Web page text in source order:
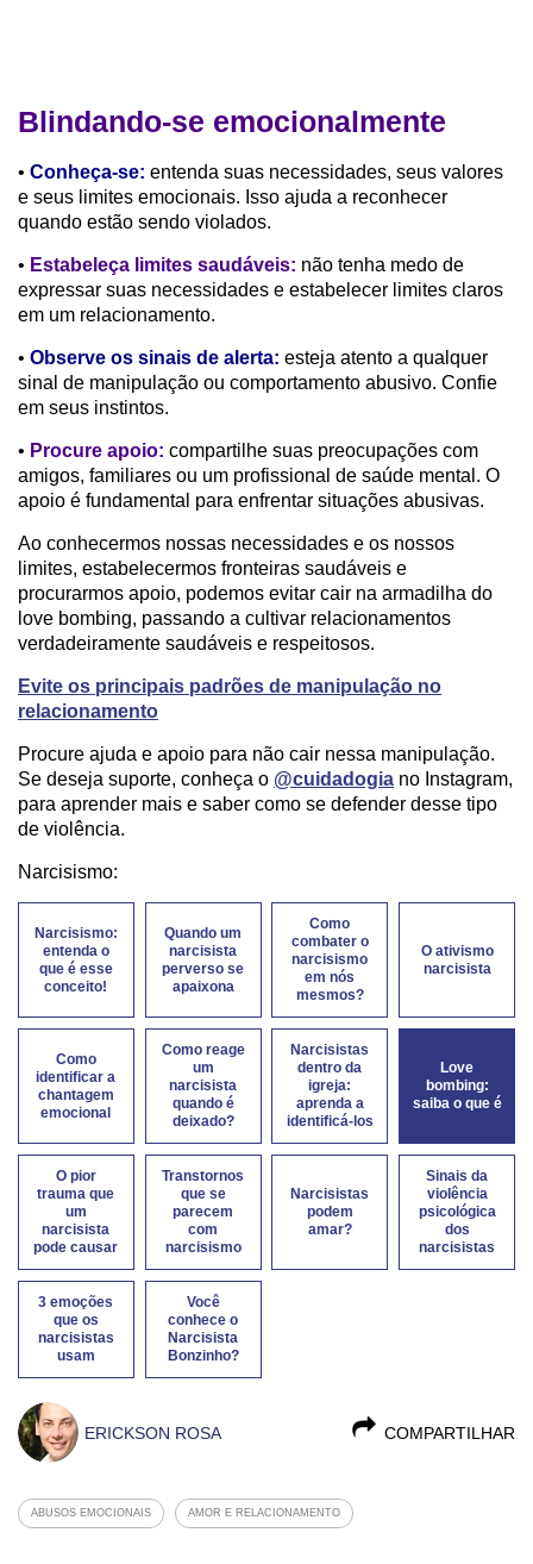
Blindando-se emocionalmente
• Conheça-se: entenda suas necessidades, seus valores
e seus limites emocionais. Isso ajuda a reconhecer
quando estão sendo violados.
• Estabeleça limites saudáveis: não tenha medo de
expressar suas necessidades e estabelecer limites claros
em um relacionamento.
• Observe os sinais de alerta: esteja atento a qualquer
sinal de manipulação ou comportamento abusivo. Confie
em seus instintos.
• Procure apoio: compartilhe suas preocupações com
amigos, familiares ou um profissional de saúde mental. O
apoio é fundamental para enfrentar situações abusivas.
Ao conhecermos nossas necessidades e os nossos
limites, estabelecermos fronteiras saudáveis e
procurarmos apoio, podemos evitar cair na armadilha do
love bombing, passando a cultivar relacionamentos
verdadeiramente saudáveis e respeitosos.
Evite os principais padrões de manipulação no
relacionamento
Procure ajuda e apoio para não cair nessa manipulação.
Se deseja suporte, conheça o @cuidadogia no Instagram,
para aprender mais e saber como se defender desse tipo
de violência.
Narcisismo:
Narcisismo:
entenda o
que é esse
conceito!
Quando um
narcisista
perverso se
apaixona
Como
combater o
narcisismo
em nós
mesmos?
O ativismo
narcisista
Como
identificar a
chantagem
emocional
Como reage
um
narcisista
quando é
deixado?
Narcisistas
dentro da
igreja:
aprenda a
identificá-los
Love
bombing:
saiba o que é
O pior
trauma que
um
narcisista
pode causar
Transtornos
que se
parecem
com
narcisismo
Narcisistas
podem
amar?
Sinais da
violência
psicológica
dos
narcisistas
3 emoções
que os
narcisistas
usam
Você
conhece o
Narcisista
Bonzinho?
COMPARTILHAR
ERICKSON ROSA
ABUSOS EMOCIONAIS AMOR E RELACIONAMENTO